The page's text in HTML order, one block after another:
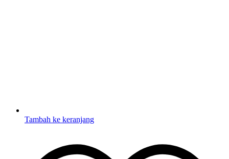
Tambah ke keranjang